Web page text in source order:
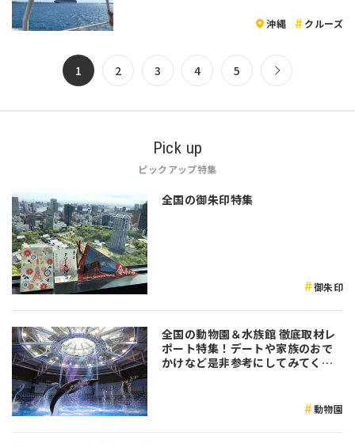
沖縄 クルーズ
1 2 3 4 5
Pick up
ピックアップ特集
全国の御朱印特集
御朱印
全国の動物園＆水族館 徹底取材レ
ポート特集！デートや家族のおで
かけなど是非参考にしてみてくだ
動物園